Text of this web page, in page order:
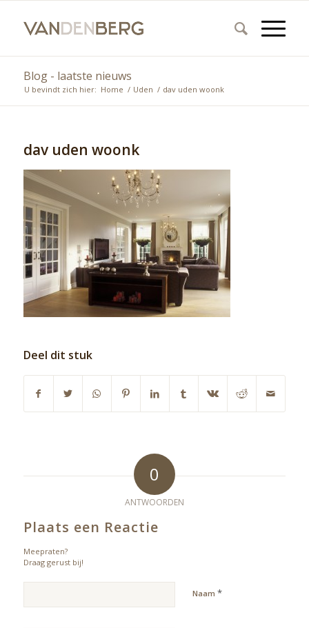
Blog - laatste nieuws
U bevindt zich hier: Home / Uden / dav uden woonk
dav uden woonk
Deel dit stuk
0
ANTWOORDEN
Plaats een Reactie
Meepraten?
Draag gerust bij!
Naam *